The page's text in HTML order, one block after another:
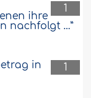
1
ihre
nachfolgt …”
1
in